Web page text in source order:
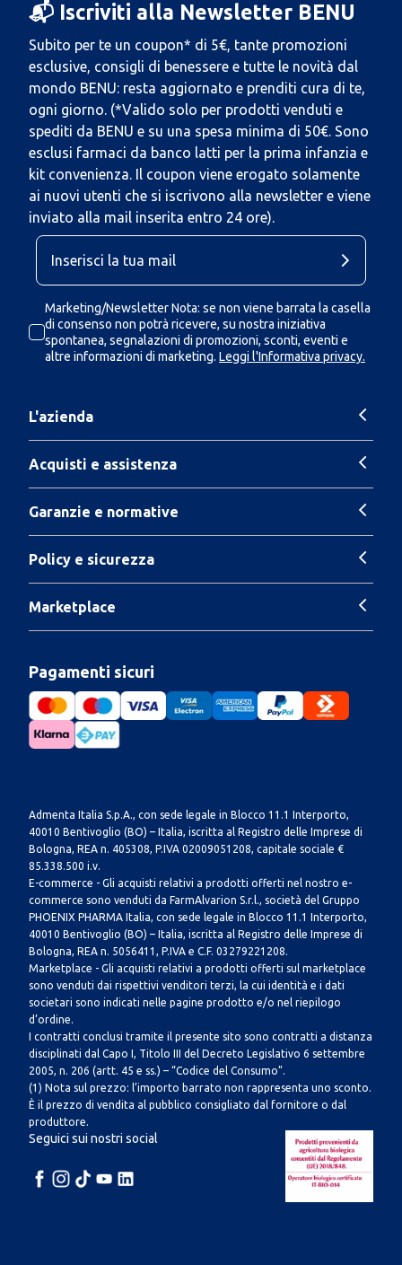
📬 Iscriviti alla Newsletter BENU
Subito per te un coupon* di 5€, tante promozioni
esclusive, consigli di benessere e tutte le novità dal
mondo BENU: resta aggiornato e prenditi cura di te,
ogni giorno. (*Valido solo per prodotti venduti e
spediti da BENU e su una spesa minima di 50€. Sono
esclusi farmaci da banco latti per la prima infanzia e
kit convenienza. Il coupon viene erogato solamente
ai nuovi utenti che si iscrivono alla newsletter e viene
inviato alla mail inserita entro 24 ore).
Marketing/Newsletter Nota: se non viene barrata la casella
di consenso non potrà ricevere, su nostra iniziativa
spontanea, segnalazioni di promozioni, sconti, eventi e
altre informazioni di marketing. Leggi l'Informativa privacy.
L'azienda
Acquisti e assistenza
Garanzie e normative
Policy e sicurezza
Marketplace
Pagamenti sicuri
Admenta Italia S.p.A., con sede legale in Blocco 11.1 Interporto,
40010 Bentivoglio (BO) – Italia, iscritta al Registro delle Imprese di
Bologna, REA n. 405308, P.IVA 02009051208, capitale sociale €
85.338.500 i.v.
E-commerce - Gli acquisti relativi a prodotti offerti nel nostro e-
commerce sono venduti da FarmAlvarion S.r.l., società del Gruppo
PHOENIX PHARMA Italia, con sede legale in Blocco 11.1 Interporto,
40010 Bentivoglio (BO) – Italia, iscritta al Registro delle Imprese di
Bologna, REA n. 5056411, P.IVA e C.F. 03279221208.
Marketplace - Gli acquisti relativi a prodotti offerti sul marketplace
sono venduti dai rispettivi venditori terzi, la cui identità e i dati
societari sono indicati nelle pagine prodotto e/o nel riepilogo
d’ordine.
I contratti conclusi tramite il presente sito sono contratti a distanza
disciplinati dal Capo I, Titolo III del Decreto Legislativo 6 settembre
2005, n. 206 (artt. 45 e ss.) – “Codice del Consumo”.
(1) Nota sul prezzo: l’importo barrato non rappresenta uno sconto.
È il prezzo di vendita al pubblico consigliato dal fornitore o dal
produttore.
Seguici sui nostri social